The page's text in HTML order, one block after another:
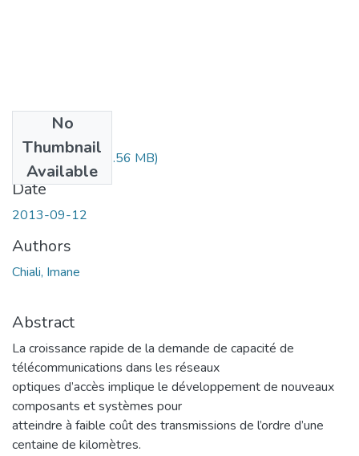
No
Thumbnail
Available
Ms.TelChiali.pdf(6.56 MB)
Date
2013-09-12
Authors
Chiali, Imane
Abstract
La croissance rapide de la demande de capacité de
télécommunications dans les réseaux
optiques d’accès implique le développement de nouveaux
composants et systèmes pour
atteindre à faible coût des transmissions de l’ordre d’une
centaine de kilomètres.